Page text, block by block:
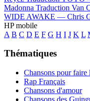
Madonna Traduction Van
WIDE AWAKE — Chris
HP mobile
A B C D E F G H I J K L
Thématiques
Chansons pour faire
Rap Français
Chansons d'amour
Chansons des